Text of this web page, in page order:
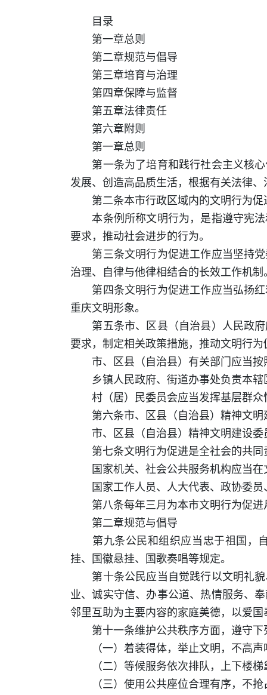
目录
第一章总则
第二章规范与倡导
第三章培育与治理
第四章保障与监督
第五章法律责任
第六章附则
第一章总则
第一条为了培育和践行社会主义核心
发展、创造高品质生活，根据有关法律
第二条本市行政区域内的文明行为促
本条例所称文明行为，是指遵守宪法
要求，推动社会进步的行为。
第三条文明行为促进工作应当坚持党
治理、自律与他律相结合的长效工作机制
第四条文明行为促进工作应当弘扬红
重庆文明形象。
第五条市、区县（自治县）人民政府
要求，制定相关政策措施，推动文明行
市、区县（自治县）有关部门应当按
乡镇人民政府、街道办事处负责本辖
村（居）民委员会应当发挥基层群众
第六条市、区县（自治县）精神文明
市、区县（自治县）精神文明建设委
第七条文明行为促进是全社会的共同
国家机关、社会公共服务机构应当在
国家工作人员、人大代表、政协委员
第八条每年三月为本市文明行为促进
第二章规范与倡导
第九条公民和组织应当忠于祖国，自
挂、国徽悬挂、国歌奏唱等规定。
第十条公民应当自觉践行以文明礼貌
业、诚实守信、办事公道、热情服务、
邻里互助为主要内容的家庭美德，以爱
第十一条维护公共秩序方面，遵守下
（一）着装得体，举止文明，不高声
（二）等候服务依次排队，上下楼梯
（三）使用公共座位合理有序，不抢